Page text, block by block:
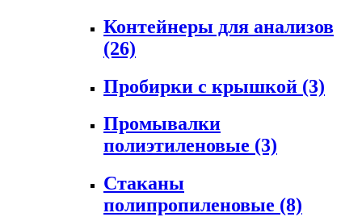
Контейнеры для анализов
(26)
Пробирки с крышкой (3)
Промывалки
полиэтиленовые (3)
Стаканы
полипропиленовые (8)